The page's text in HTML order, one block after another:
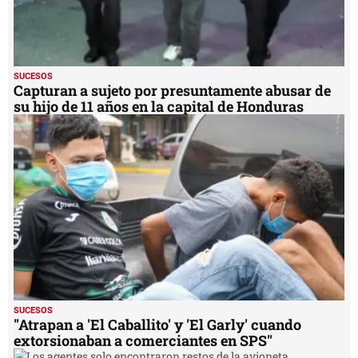
SUCESOS
Capturan a sujeto por presuntamente abusar de
su hijo de 11 años en la capital de Honduras
SUCESOS
"Atrapan a 'El Caballito' y 'El Garly' cuando
extorsionaban a comerciantes en SPS"